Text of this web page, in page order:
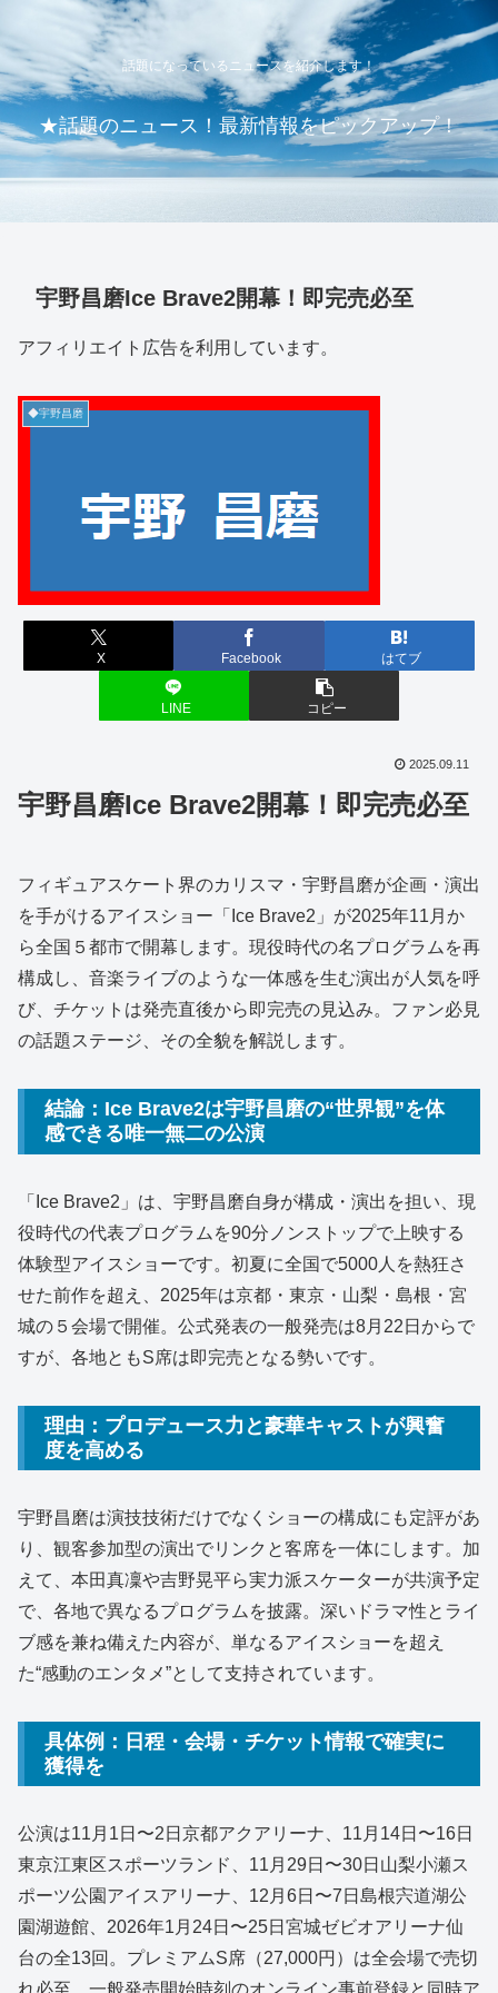
話題になっているニュースを紹介します！
★話題のニュース！最新情報をピックアップ！
宇野昌磨Ice Brave2開幕！即完売必至
アフィリエイト広告を利用しています。
◆宇野昌磨
X Facebook はてブ
LINE コピー
2025.09.11
宇野昌磨Ice Brave2開幕！即完売必至
フィギュアスケート界のカリスマ・宇野昌磨が企画・演出
を手がけるアイスショー「Ice Brave2」が2025年11月か
ら全国５都市で開幕します。現役時代の名プログラムを再
構成し、音楽ライブのような一体感を生む演出が人気を呼
び、チケットは発売直後から即完売の見込み。ファン必見
の話題ステージ、その全貌を解説します。
結論：Ice Brave2は宇野昌磨の“世界観”を体
感できる唯一無二の公演
「Ice Brave2」は、宇野昌磨自身が構成・演出を担い、現
役時代の代表プログラムを90分ノンストップで上映する
体験型アイスショーです。初夏に全国で5000人を熱狂さ
せた前作を超え、2025年は京都・東京・山梨・島根・宮
城の５会場で開催。公式発表の一般発売は8月22日からで
すが、各地ともS席は即完売となる勢いです。
理由：プロデュース力と豪華キャストが興奮
度を高める
宇野昌磨は演技技術だけでなくショーの構成にも定評があ
り、観客参加型の演出でリンクと客席を一体にします。加
えて、本田真凜や吉野晃平ら実力派スケーターが共演予定
で、各地で異なるプログラムを披露。深いドラマ性とライ
ブ感を兼ね備えた内容が、単なるアイスショーを超え
た“感動のエンタメ”として支持されています。
具体例：日程・会場・チケット情報で確実に
獲得を
公演は11月1日〜2日京都アクアリーナ、11月14日〜16日
東京江東区スポーツランド、11月29日〜30日山梨小瀬ス
ポーツ公園アイスアリーナ、12月6日〜7日島根宍道湖公
園湖遊館、2026年1月24日〜25日宮城ゼビオアリーナ仙
台の全13回。プレミアムS席（27,000円）は全会場で売切